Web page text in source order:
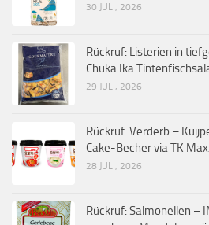
30 JULI, 2026
Rückruf: Listerien in
Chuka Ika
29 JULI, 2026
Rückruf: Verderb –
Cake-Becher via TK
28 JULI, 2026
Rückruf: Salmonellen –